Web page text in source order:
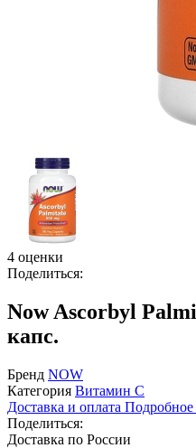
4 оценки
Поделиться:
Now Ascorbyl
капс.
Бренд NOW
Категория Витамин C
Доставка и оплата Подробное
Поделиться:
Доставка по России